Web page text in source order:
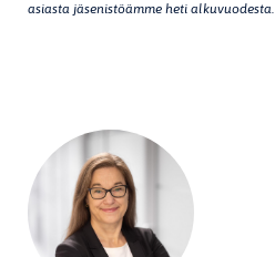
asiasta jäsenistöämme heti alkuvuodesta.